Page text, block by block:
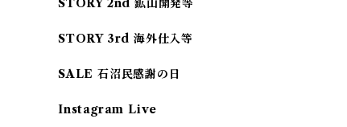
STORY 2nd 鉱山開発等
STORY 3rd 海外仕入等
SALE 石沼民感謝の日
Instagram Live